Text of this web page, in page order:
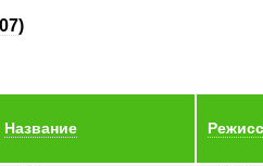
)
Название